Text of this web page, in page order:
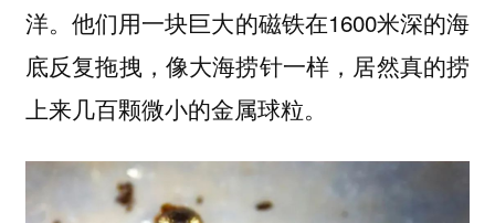
洋。他们用一块巨大的磁铁在1600米深的海
底反复拖拽，像大海捞针一样，居然真的捞
上来几百颗微小的金属球粒。